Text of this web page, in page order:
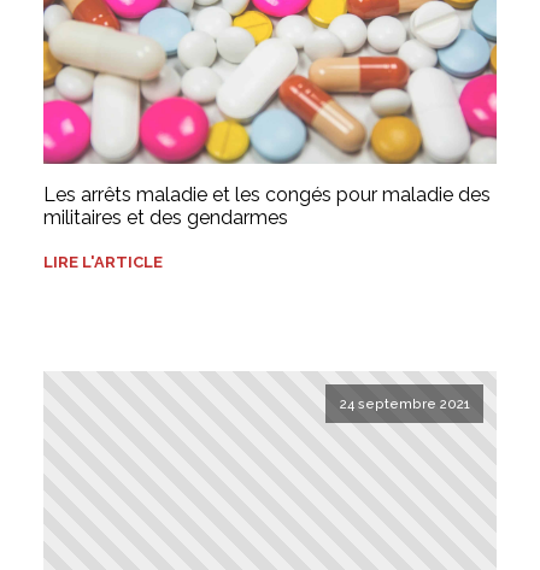
Les arrêts maladie et les congés pour maladie des
militaires et des gendarmes
LIRE L'ARTICLE
24 septembre 2021